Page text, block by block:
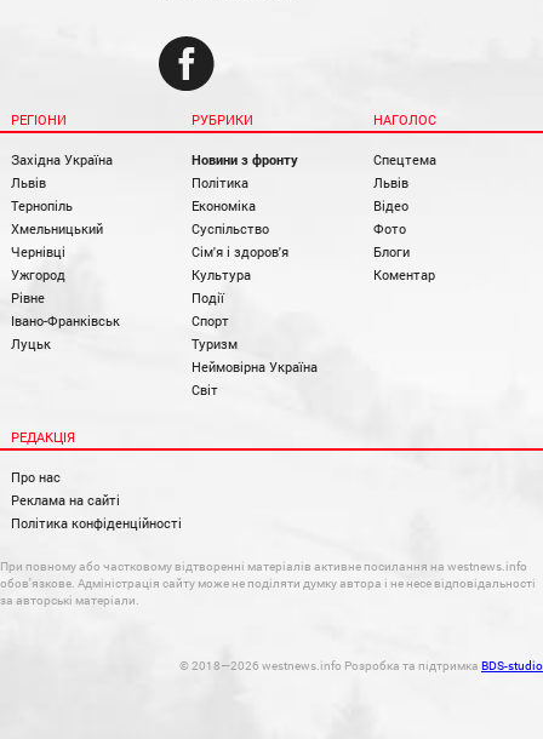
РЕГІОНИ
Західна Україна
Львів
Тернопіль
Хмельницький
Чернівці
Ужгород
Рівне
Івано-Франківськ
Луцьк
РУБРИКИ
Новини з фронту
Політика
Економіка
Суспільство
Сім'я і здоров'я
Культура
Події
Спорт
Туризм
Неймовірна Україна
Світ
НАГОЛОС
Спецтема
Львів
Відео
Фото
Блоги
Коментар
РЕДАКЦІЯ
Про нас
Реклама на сайті
Політика конфіденційності
При повному або частковому відтворенні матеріалів активне посилання на westnews.info
обов'язкове. Адміністрація сайту може не поділяти думку автора і не несе відповідальності
за авторські матеріали.
© 2018—2026 westnews.info Розробка та підтримка BDS-studio